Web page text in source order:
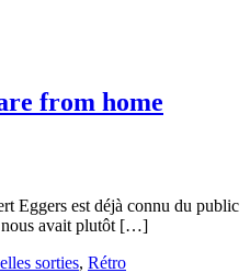
from home
Eggers est déjà connu du public
nous avait plutôt […]
sorties, Rétro